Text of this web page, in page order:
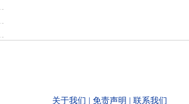
关于我们 免责声明 联系我们